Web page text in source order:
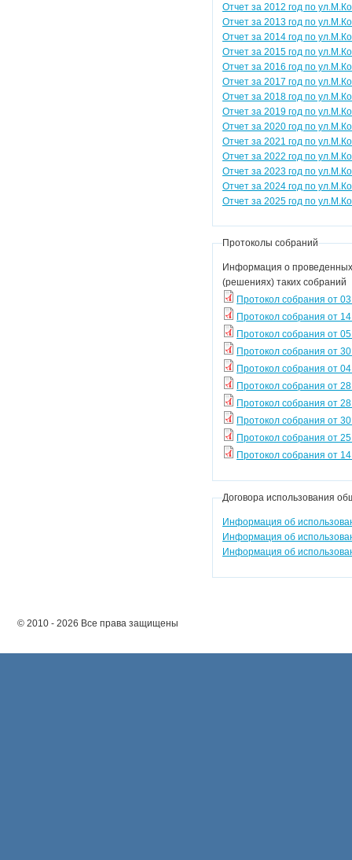
Отчет за 2012 год по
Отчет за 2013 год по
Отчет за 2014 год по
Отчет за 2015 год по
Отчет за 2016 год по
Отчет за 2017 год по
Отчет за 2018 год по
Отчет за 2019 год по
Отчет за 2020 год по
Отчет за 2021 год по
Отчет за 2022 год по
Отчет за 2023 год по
Отчет за 2024 год по
Отчет за 2025 год по
Протоколы собраний
Информация о проведенных
(решениях) таких собраний
Протокол собрания от
Протокол собрания от
Протокол собрания от
Протокол собрания от
Протокол собрания от
Протокол собрания от
Протокол собрания от
Протокол собрания от
Протокол собрания от
Протокол собрания от
Договора использования
Информация об
Информация об
Информация об
© 2010 - 2026 Все права защищены